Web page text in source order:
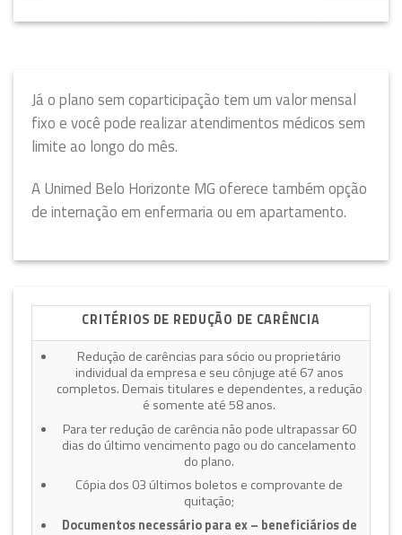
Já o plano sem coparticipação tem um valor mensal
fixo e você pode realizar atendimentos médicos sem
limite ao longo do mês.
A Unimed Belo Horizonte MG oferece também opção
de internação em enfermaria ou em apartamento.
CRITÉRIOS DE REDUÇÃO DE CARÊNCIA
Redução de carências para sócio ou proprietário
individual da empresa e seu cônjuge até 67 anos
completos. Demais titulares e dependentes, a redução
é somente até 58 anos.
Para ter redução de carência não pode ultrapassar 60
dias do último vencimento pago ou do cancelamento
do plano.
Cópia dos 03 últimos boletos e comprovante de
quitação;
Documentos necessário para ex – beneficiários de